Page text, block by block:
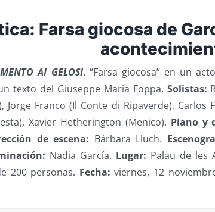
Farsa giocosa de
AI GELOSI. “Farsa giocosa” en un
texto del Giuseppe Maria Foppa. Solistas:
Jorge Franco (Il Conte di Ripaverde), Carlos
Xavier Hetherington (Menico). Piano y
de escena: Bárbara Lluch.
Nadia García. Lugar: Palau de les
200 personas. Fecha: viernes, 12